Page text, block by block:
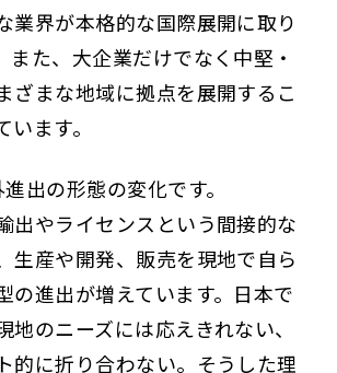
業界が本格的な国際展開に取り
また、大企業だけでなく中堅・
ざまな地域に拠点を展開するこ
ます。
出の形態の変化です。
出やライセンスという間接的な
生産や開発、販売を現地で自ら
の進出が増えています。日本で
地のニーズには応えきれない、
的に折り合わない。そうした理